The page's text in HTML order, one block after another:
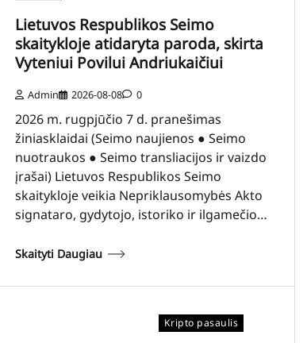
Lietuvos Respublikos Seimo
skaitykloje atidaryta paroda, skirta
Vyteniui Povilui Andriukaičiui
Admin 2026-08-08 0
2026 m. rugpjūčio 7 d. pranešimas
žiniasklaidai (Seimo naujienos ● Seimo
nuotraukos ● Seimo transliacijos ir vaizdo
įrašai) Lietuvos Respublikos Seimo
skaitykloje veikia Nepriklausomybės Akto
signataro, gydytojo, istoriko ir ilgamečio…
Skaityti Daugiau
Kripto pasaulis